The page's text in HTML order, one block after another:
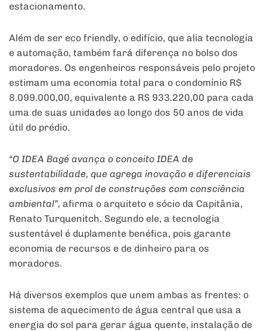
estacionamento.
Além de ser eco friendly, o edifício, que alia tecnologia
e automação, também fará diferença no bolso dos
moradores. Os engenheiros responsáveis pelo projeto
estimam uma economia total para o condomínio R$
8.099.000,00, equivalente a R$ 933.220,00 para cada
uma de suas unidades ao longo dos 50 anos de vida
útil do prédio.
“O IDEA Bagé avança o conceito IDEA de
sustentabilidade, que agrega inovação e diferenciais
exclusivos em prol de construções com consciência
ambiental”, afirma o arquiteto e sócio da Capitânia,
Renato Turquenitch. Segundo ele, a tecnologia
sustentável é duplamente benéfica, pois garante
economia de recursos e de dinheiro para os
moradores.
Há diversos exemplos que unem ambas as frentes: o
sistema de aquecimento de água central que usa a
energia do sol para gerar água quente, instalação de